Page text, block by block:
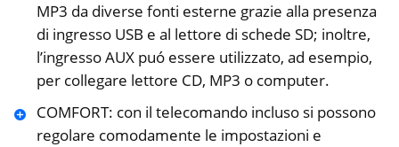
MP3 da diverse fonti esterne grazie alla presenza
di ingresso USB e al lettore di schede SD; inoltre,
l’ingresso AUX puó essere utilizzato, ad esempio,
per collegare lettore CD, MP3 o computer.
COMFORT: con il telecomando incluso si possono
regolare comodamente le impostazioni e